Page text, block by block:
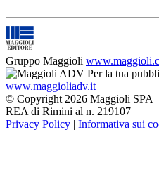
Gruppo Maggioli
Per la tua
www.maggioliadv.it
© Copyright 2026 Maggioli SPA
REA di Rimini al n. 219107
Privacy Policy | Informativa sui